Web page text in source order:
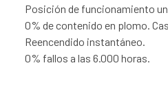
Posición de funcionamiento
0% de contenido en plomo.
Reencendido instantáneo.
0% fallos a las 6.000 horas.